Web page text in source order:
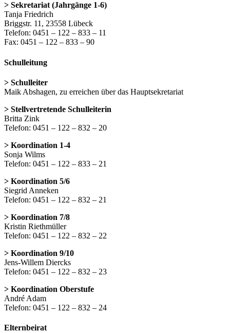
> Sekretariat (Jahrgänge 1-6)
Tanja Friedrich
Briggstr. 11, 23558 Lübeck
Telefon: 0451 – 122 – 833 – 11
Fax: 0451 – 122 – 833 – 90
Schulleitung
> Schulleiter
Maik Abshagen, zu erreichen über das Hauptsekretariat
> Stellvertretende Schulleiterin
Britta Zink
Telefon: 0451 – 122 – 832 – 20
> Koordination 1-4
Sonja Wilms
Telefon: 0451 – 122 – 833 – 21
> Koordination 5/6
Siegrid Anneken
Telefon: 0451 – 122 – 832 – 21
> Koordination 7/8
Kristin Riethmüller
Telefon: 0451 – 122 – 832 – 22
> Koordination 9/10
Jens-Willem Diercks
Telefon: 0451 – 122 – 832 – 23
> Koordination Oberstufe
André Adam
Telefon: 0451 – 122 – 832 – 24
Elternbeirat